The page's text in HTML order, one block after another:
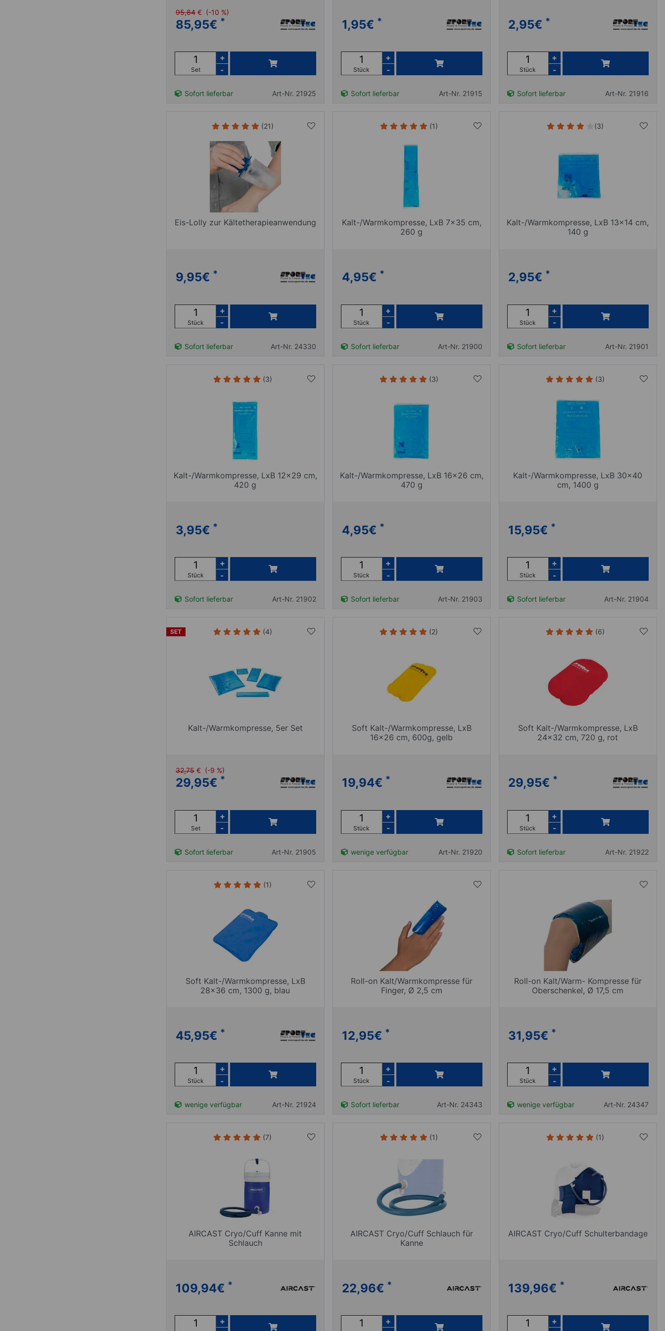
95,84 € (-10 %)
85,95€ *
Set
+
-
Sofort lieferbar Art-Nr. 21925
1,95€ *
Stück
+
-
Sofort lieferbar Art-Nr. 21915
2,95€ *
Stück
+
-
Sofort lieferbar Art-Nr. 21916
(21)
Eis-Lolly zur Kältetherapieanwendung
9,95€ *
Stück
+
-
Sofort lieferbar Art-Nr. 24330
(1)
Kalt-/Warmkompresse, LxB 7x35 cm,
260 g
4,95€ *
Stück
+
-
Sofort lieferbar Art-Nr. 21900
(3)
Kalt-/Warmkompresse, LxB 13x14 cm,
140 g
2,95€ *
Stück
+
-
Sofort lieferbar Art-Nr. 21901
(3)
Kalt-/Warmkompresse, LxB 12x29 cm,
420 g
3,95€ *
Stück
+
-
Sofort lieferbar Art-Nr. 21902
(3)
Kalt-/Warmkompresse, LxB 16x26 cm,
470 g
4,95€ *
Stück
+
-
Sofort lieferbar Art-Nr. 21903
(3)
Kalt-/Warmkompresse, LxB 30x40
cm, 1400 g
15,95€ *
Stück
+
-
Sofort lieferbar Art-Nr. 21904
SET (4)
Kalt-/Warmkompresse, 5er Set
32,75 € (-9 %)
29,95€ *
Set
+
-
Sofort lieferbar Art-Nr. 21905
(2)
Soft Kalt-/Warmkompresse, LxB
16x26 cm, 600g, gelb
19,94€ *
Stück
+
-
wenige verfügbar Art-Nr. 21920
(6)
Soft Kalt-/Warmkompresse, LxB
24x32 cm, 720 g, rot
29,95€ *
Stück
+
-
Sofort lieferbar Art-Nr. 21922
(1)
Soft Kalt-/Warmkompresse, LxB
28x36 cm, 1300 g, blau
45,95€ *
Stück
+
-
wenige verfügbar Art-Nr. 21924
Roll-on Kalt/Warmkompresse für
Finger, Ø 2,5 cm
12,95€ *
Stück
+
-
Sofort lieferbar Art-Nr. 24343
Roll-on Kalt/Warm- Kompresse für
Oberschenkel, Ø 17,5 cm
31,95€ *
Stück
+
-
wenige verfügbar Art-Nr. 24347
(7)
AIRCAST Cryo/Cuff Kanne mit
Schlauch
109,94€ *
+
(1)
AIRCAST Cryo/Cuff Schlauch für
Kanne
22,96€ *
+
(1)
AIRCAST Cryo/Cuff Schulterbandage
139,96€ *
+